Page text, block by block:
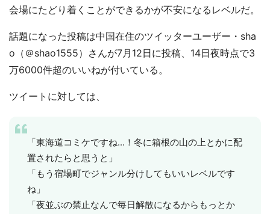
会場にたどり着くことができるかが不安になるレベルだ。
話題になった投稿は中国在住のツイッターユーザー・sha
o（＠shao1555）さんが7月12日に投稿、14日夜時点で3
万6000件超のいいねが付いている。
ツイートに対しては、
「東海道コミケですね...！冬に箱根の山の上とかに配
置されたらと思うと」
「もう宿場町でジャンル分けしてもいいレベルです
ね」
「夜並ぶの禁止なんで毎日解散になるからもっとか